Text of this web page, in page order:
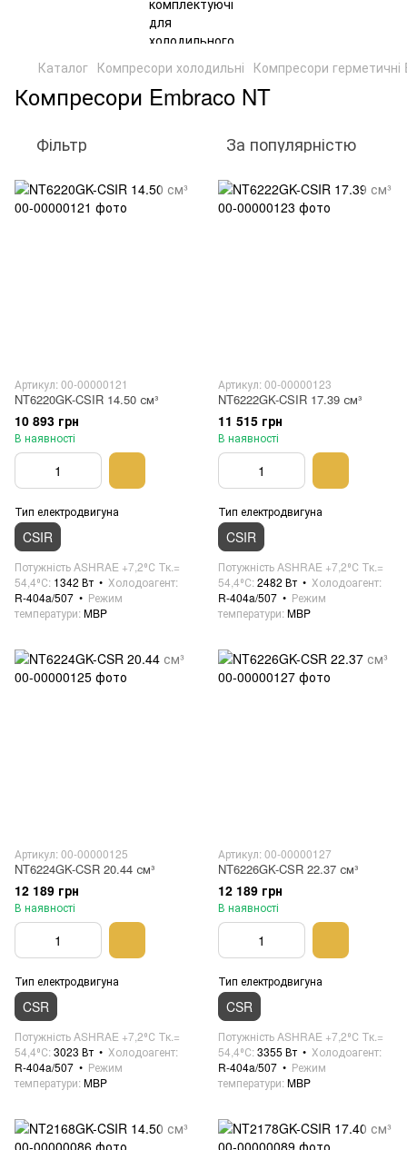
Каталог Компресори холодильні Компресори герметичні
Компресори Embraco NT
Фільтр За популярністю
Артикул: 00-00000121
NT6220GK-CSIR 14.50 см³
10 893 грн
В наявності
Тип електродвигуна
CSIR
Потужність ASHRAE +7,2⁰С Тк.=
54,4⁰С 1342 Вт
Холодоагент
R-404a/507
Режим
температури MBP
Артикул: 00-00000123
NT6222GK-CSIR 17.39 см³
11 515 грн
В наявності
Тип електродвигуна
CSIR
Потужність ASHRAE +7,2⁰С Тк.=
54,4⁰С 2482 Вт
Холодоагент
R-404a/507
Режим
температури MBP
Артикул: 00-00000125
NT6224GK-CSR 20.44 см³
12 189 грн
В наявності
Тип електродвигуна
CSR
Потужність ASHRAE +7,2⁰С Тк.=
54,4⁰С 3023 Вт
Холодоагент
R-404a/507
Режим
температури MBP
Артикул: 00-00000127
NT6226GK-CSR 22.37 см³
12 189 грн
В наявності
Тип електродвигуна
CSR
Потужність ASHRAE +7,2⁰С Тк.=
54,4⁰С 3355 Вт
Холодоагент
R-404a/507
Режим
температури MBP